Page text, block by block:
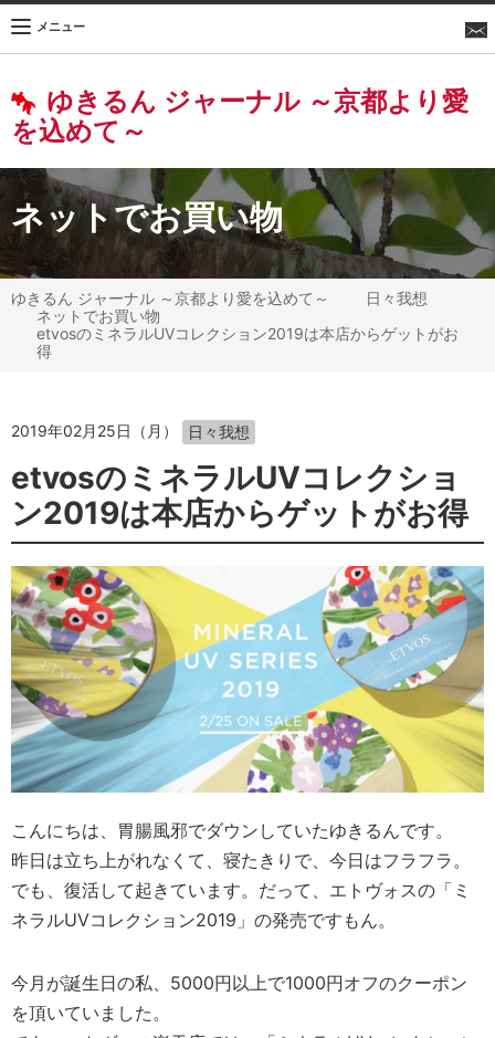
ゆきるん ジャーナル ～京都より愛
を込めて～
メニュー
ネットでお買い物
ゆきるん ジャーナル ～京都より愛を込めて～
日々我想
ネットでお買い物
etvosのミネラルUVコレクション2019は本店からゲットがお
得
2019年02月25日（月） 日々我想
etvosのミネラルUVコレクショ
ン2019は本店からゲットがお得
こんにちは、胃腸風邪でダウンしていたゆきるんです。
昨日は立ち上がれなくて、寝たきりで、今日はフラフラ。
でも、復活して起きています。だって、エトヴォスの「ミ
ネラルUVコレクション2019」の発売ですもん。
今月が誕生日の私、5000円以上で1000円オフのクーポン
を頂いていました。